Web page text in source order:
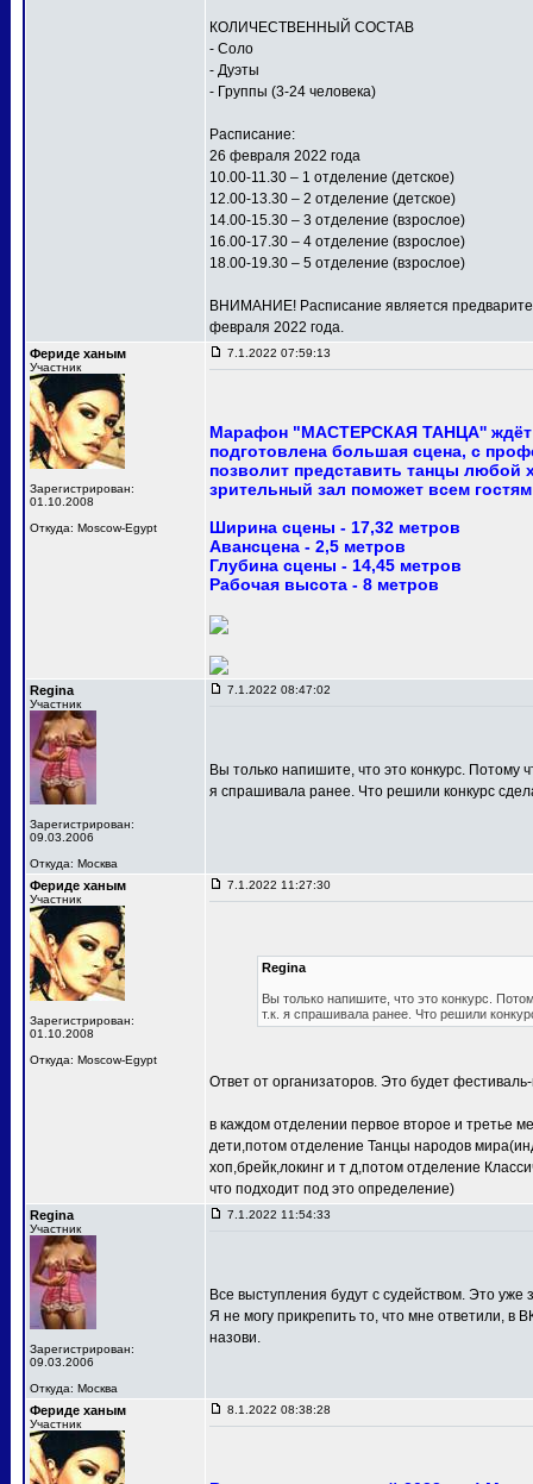
КОЛИЧЕСТВЕННЫЙ СОСТАВ
- Соло
- Дуэты
- Группы (3-24 человека)
Расписание:
26 февраля 2022 года
10.00-11.30 – 1 отделение (детское)
12.00-13.30 – 2 отделение (детское)
14.00-15.30 – 3 отделение (взрослое)
16.00-17.30 – 4 отделение (взрослое)
18.00-19.30 – 5 отделение (взрослое)
ВНИМАНИЕ! Расписание является
февраля 2022 года.
Фериде ханым
Участник
Зарегистрирован:
01.10.2008
Откуда: Moscow-Egypt
7.1.2022 07:59:13
Марафон "МАСТЕРСКАЯ ТАНЦА'' ждёт
подготовлена большая сцена, с
позволит представить танцы
зрительный зал поможет всем
Ширина сцены - 17,32 метров
Авансцена - 2,5 метров
Глубина сцены - 14,45 метров
Рабочая высота - 8 метров
Regina
Участник
Зарегистрирован:
09.03.2006
Откуда: Москва
7.1.2022 08:47:02
Вы только напишите, что это конкурс. Потому
я спрашивала ранее. Что решили конкурс
Фериде ханым
Участник
Зарегистрирован:
01.10.2008
Откуда: Moscow-Egypt
7.1.2022 11:27:30
Regina
Вы только напишите, что это конкурс.
т.к. я спрашивала ранее. Что решили
Ответ от организаторов. Это будет фестиваль-
в каждом отделении первое второе и третье
дети,потом отделение Танцы народов
хоп,брейк,локинг и т д,потом отделение
что подходит под это определение)
Regina
Участник
Зарегистрирован:
09.03.2006
Откуда: Москва
7.1.2022 11:54:33
Все выступления будут с судейством. Это уже
Я не могу прикрепить то, что мне ответили, в
назови.
Фериде ханым
Участник
8.1.2022 08:38:28